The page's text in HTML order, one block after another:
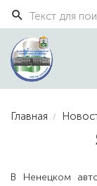
Главная
В Ненецком